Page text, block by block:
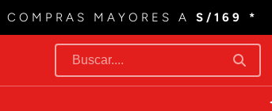
COMPRAS MAYORES A S/169 *